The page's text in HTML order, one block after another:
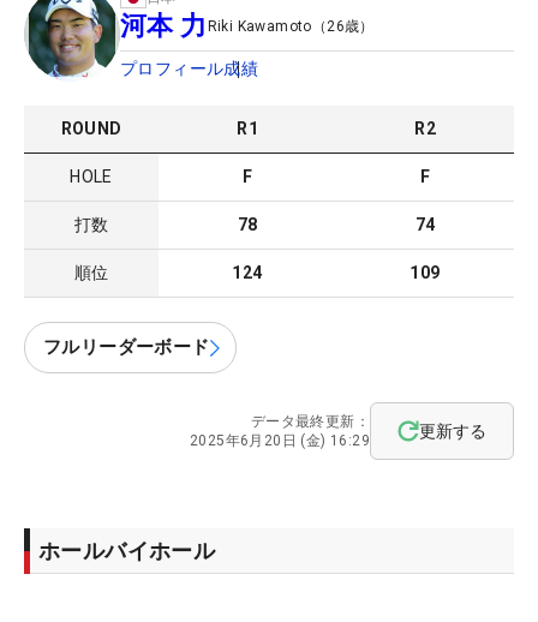
河本 力 Riki Kawamoto （ 26歳）
プロフィール成績
ROUND R1 R2
HOLE F F
打数 78 74
順位 124 109
フルリーダーボード
データ最終更新：
2025年6月20日 (金) 16:29
更新する
ホールバイホール